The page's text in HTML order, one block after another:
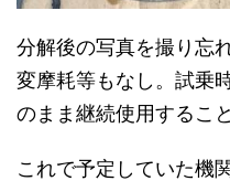
分解後の写真を撮り忘
変摩耗等もなし。試乗
のまま継続使用するこ
これで予定していた機